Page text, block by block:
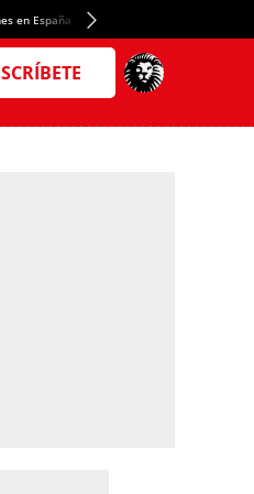
en España Crédito del Spotify Camp Nou